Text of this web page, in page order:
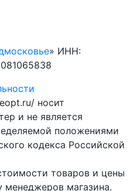
» ИНН:
носит
и не является
положениями
кодекса Российской
товаров и цены
менеджеров магазина.